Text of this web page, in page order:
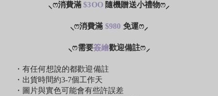
⸜ෆ消費滿$3OO 隨機贈送小禮物ෆ⸝‍
⸜ෆ消費滿 $980 免運ෆ⸝‍
⸜ෆ需要簽繪歡迎備註ෆ⸝‍
・有任何想說的都歡迎備註
・出貨時間約3-7個工作天
・圖片與實色可能會有些許誤差